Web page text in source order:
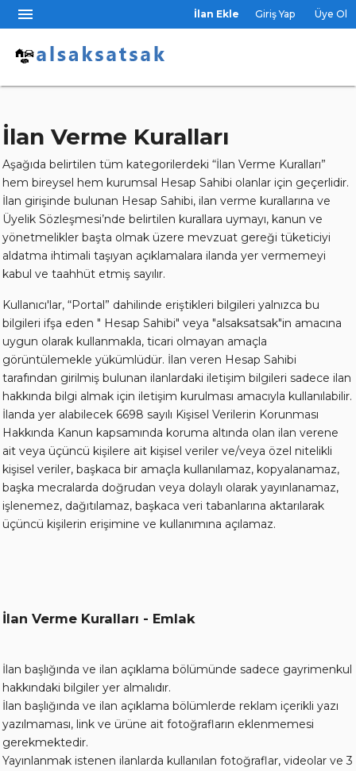
menu İlan Ekle Giriş Yap Üye Ol
İlan Verme Kuralları
Aşağıda belirtilen tüm kategorilerdeki “İlan Verme Kuralları”
hem bireysel hem kurumsal Hesap Sahibi olanlar için geçerlidir.
İlan girişinde bulunan Hesap Sahibi, ilan verme kurallarına ve
Üyelik Sözleşmesi’nde belirtilen kurallara uymayı, kanun ve
yönetmelikler başta olmak üzere mevzuat gereği tüketiciyi
aldatma ihtimali taşıyan açıklamalara ilanda yer vermemeyi
kabul ve taahhüt etmiş sayılır.
Kullanıcı'lar, “Portal” dahilinde eriştikleri bilgileri yalnızca bu
bilgileri ifşa eden " Hesap Sahibi" veya "alsaksatsak"in amacına
uygun olarak kullanmakla, ticari olmayan amaçla
görüntülemekle yükümlüdür. İlan veren Hesap Sahibi
tarafından girilmiş bulunan ilanlardaki iletişim bilgileri sadece ilan
hakkında bilgi almak için iletişim kurulması amacıyla kullanılabilir.
İlanda yer alabilecek 6698 sayılı Kişisel Verilerin Korunması
Hakkında Kanun kapsamında koruma altında olan ilan verene
ait veya üçüncü kişilere ait kişisel veriler ve/veya özel nitelikli
kişisel veriler, başkaca bir amaçla kullanılamaz, kopyalanamaz,
başka mecralarda doğrudan veya dolaylı olarak yayınlanamaz,
işlenemez, dağıtılamaz, başkaca veri tabanlarına aktarılarak
üçüncü kişilerin erişimine ve kullanımına açılamaz.
İlan Verme Kuralları - Emlak
İlan başlığında ve ilan açıklama bölümünde sadece gayrimenkul
hakkındaki bilgiler yer almalıdır.
İlan başlığında ve ilan açıklama bölümlerde reklam içerikli yazı
yazılmaması, link ve ürüne ait fotoğrafların eklenmemesi
gerekmektedir.
Yayınlanmak istenen ilanlarda kullanılan fotoğraflar, videolar ve 3